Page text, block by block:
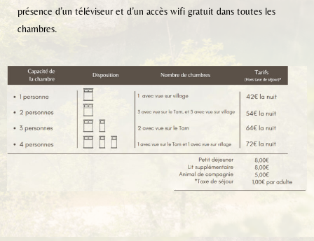
présence d’un téléviseur et d’un accès wifi gratuit dans toutes les
chambres.